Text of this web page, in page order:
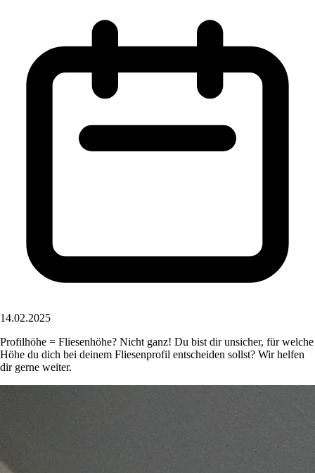
14.02.2025
Profilhöhe = Fliesenhöhe? Nicht ganz! Du bist dir unsicher, für welche
Höhe du dich bei deinem Fliesenprofil entscheiden sollst? Wir helfen
dir gerne weiter.